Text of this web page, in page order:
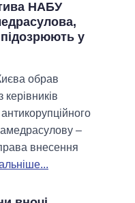
НАБУ
у
обрав
–
внесення